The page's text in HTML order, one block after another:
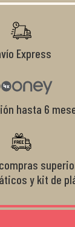
Express
hasta 6
y kit de